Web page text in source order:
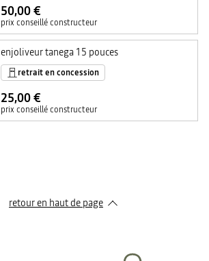
50,00 €
prix conseillé constructeur
enjoliveur tanega 15 pouces
retrait en concession
25,00 €
prix conseillé constructeur
retour en haut de page​